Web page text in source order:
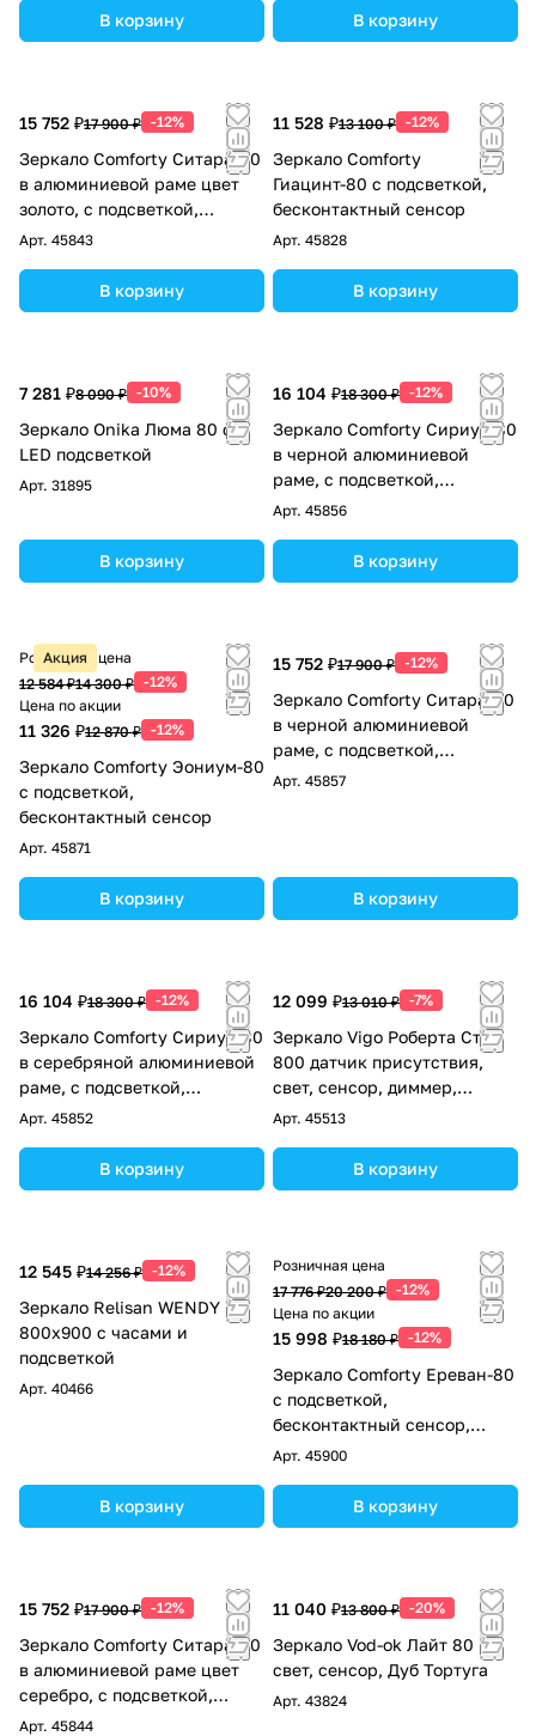
В корзину В корзину
15 752 ₽17 900 ₽ -12%
Зеркало Comforty Ситара-80
в алюминиевой раме цвет
золото, с подсветкой,
бесконтактный сенсор,
Арт. 45843
В корзину
11 528 ₽13 100 ₽ -12%
Зеркало Comforty
Гиацинт-80 с подсветкой,
бесконтактный сенсор
Арт. 45828
В корзину
7 281 ₽8 090 ₽ -10%
Зеркало Onika Люма 80 с
LED подсветкой
Арт. 31895
В корзину
16 104 ₽18 300 ₽ -12%
Зеркало Comforty Сириус-80
в черной алюминиевой
раме, с подсветкой,
холодный свет, сенсор
Арт. 45856
В корзину
Акция
Розничная цена
12 584 ₽14 300 ₽ -12%
Цена по акции
11 326 ₽12 870 ₽ -12%
Зеркало Comforty Эониум-80
с подсветкой,
бесконтактный сенсор
Арт. 45871
В корзину
15 752 ₽17 900 ₽ -12%
Зеркало Comforty Ситара-80
в черной алюминиевой
раме, с подсветкой,
бесконтактный сенсор,
Арт. 45857
В корзину
16 104 ₽18 300 ₽ -12%
Зеркало Comforty Сириус-80
в серебряной алюминиевой
раме, с подсветкой,
холодный свет, сенсор
Арт. 45852
В корзину
12 099 ₽13 010 ₽ -7%
Зеркало Vigo Роберта Степ
800 датчик присутствия,
свет, сенсор, диммер,
антизапотевание, 660
Арт. 45513
В корзину
12 545 ₽14 256 ₽ -12%
Зеркало Relisan WENDY
800х900 с часами и
подсветкой
Арт. 40466
В корзину
Розничная цена
17 776 ₽20 200 ₽ -12%
Цена по акции
15 998 ₽18 180 ₽ -12%
Зеркало Comforty Ереван-80
с подсветкой,
бесконтактный сенсор,
антизапотевание, серый
Арт. 45900
В корзину
15 752 ₽17 900 ₽ -12%
Зеркало Comforty Ситара-80
в алюминиевой раме цвет
серебро, с подсветкой,
бесконтактный сенсор,
Арт. 45844
11 040 ₽13 800 ₽ -20%
Зеркало Vod-ok Лайт 80
свет, сенсор, Дуб Тортуга
Арт. 43824